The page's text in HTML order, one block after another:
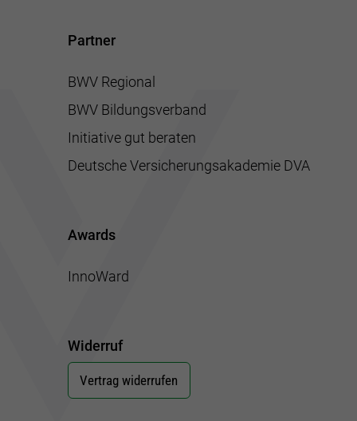
Partner
BWV Regional
BWV Bildungsverband
Initiative gut beraten
Deutsche Versicherungsakademie DVA
Awards
InnoWard
Widerruf
Vertrag widerrufen